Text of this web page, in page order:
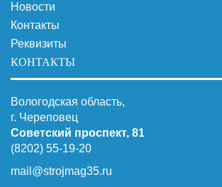
Новости
Контакты
Реквизиты
КОНТАКТЫ
Вологодская область,
г. Череповец
Советский проспект, 81
(8202) 55-19-20
mail@strojmag35.ru